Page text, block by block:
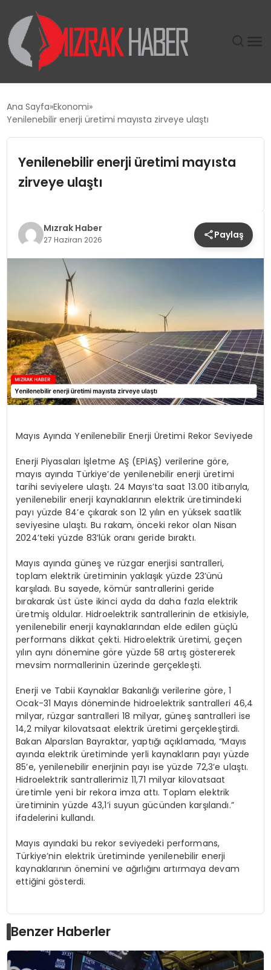
DÜNYA
EKONOMI
SPOR
TEKNOLOJI
Ana Sayfa Ekonomi
Yenilenebilir enerji üretimi mayısta zirveye ulaştı
Yenilenebilir enerji üretimi mayısta
zirveye ulaştı
Mızrak Haber
27 Haziran 2026 Paylaş
Mayıs Ayında Yenilenebilir Enerji Üretimi Rekor Seviyede
Enerji Piyasaları İşletme AŞ (EPİAŞ) verilerine göre,
mayıs ayında Türkiye’de yenilenebilir enerji üretimi
tarihi seviyelere ulaştı. 24 Mayıs’ta saat 13.00 itibarıyla,
yenilenebilir enerji kaynaklarının elektrik üretimindeki
payı yüzde 84’e çıkarak son 12 yılın en yüksek saatlik
seviyesine ulaştı. Bu rakam, önceki rekor olan Nisan
2024’teki yüzde 83’lük oranı geride bıraktı.
Mayıs ayında güneş ve rüzgar enerjisi santralleri,
toplam elektrik üretiminin yaklaşık yüzde 23’ünü
karşıladı. Bu sayede, kömür santrallerini geride
bırakarak üst üste ikinci ayda da daha fazla elektrik
üretmiş oldular. Hidroelektrik santrallerinin de etkisiyle,
yenilenebilir enerji kaynaklarından elde edilen güçlü
performans dikkat çekti. Hidroelektrik üretimi, geçen
yılın aynı dönemine göre yüzde 58 artış göstererek
mevsim normallerinin üzerinde gerçekleşti.
Enerji ve Tabii Kaynaklar Bakanlığı verilerine göre, 1
Ocak-31 Mayıs döneminde hidroelektrik santralleri 46,4
milyar, rüzgar santralleri 18 milyar, güneş santralleri ise
14,2 milyar kilovatsaat elektrik üretimi gerçekleştirdi.
Bakan Alparslan Bayraktar, yaptığı açıklamada, “Mayıs
ayında elektrik üretiminde yerli kaynakların payı yüzde
85’e, yenilenebilir enerjinin payı ise yüzde 72,3’e ulaştı.
Hidroelektrik santrallerimiz 11,71 milyar kilovatsaat
üretimle yeni bir rekora imza attı. Toplam elektrik
üretiminin yüzde 43,1’i suyun gücünden karşılandı.”
ifadelerini kullandı.
Mayıs ayındaki bu rekor seviyedeki performans,
Türkiye’nin elektrik üretiminde yenilenebilir enerji
kaynaklarının önemini ve ağırlığını artırmaya devam
ettiğini gösterdi.
Benzer Haberler